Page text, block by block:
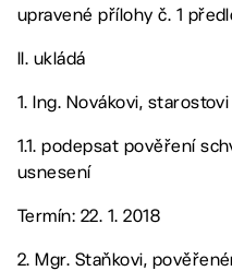
upravené přílohy č. 1
II. ukládá
1. Ing. Novákovi, starostovi
1.1. podepsat pověření
usnesení
Termín: 22. 1. 2018
2. Mgr. Staňkovi,